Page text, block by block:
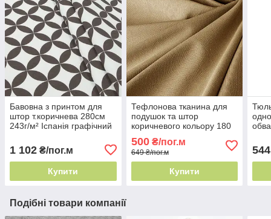
Бавовна з принтом для
штор т.коричнева 280см
243г/м² Іспанія графічний
1 102 ₴/пог.м
Купити
Тефлонова тканина для
подушок та штор
коричневого кольору 180
прання
500₴/пог.м
649 ₴/пог.м
Купити
544
Подібні товари компанії